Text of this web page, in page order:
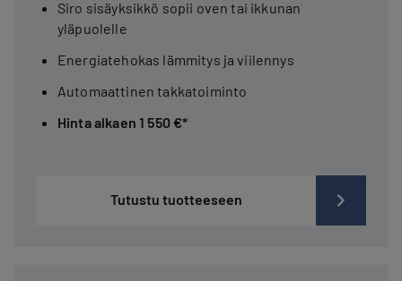
Siro sisäyksikkö sopii oven tai ikkunan
yläpuolelle
Energiatehokas lämmitys ja viilennys
Automaattinen takkatoiminto
Hinta alkaen 1 550 €*
Tutustu tuotteeseen